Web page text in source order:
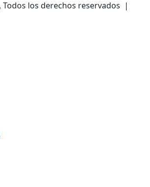
los derechos reservados |